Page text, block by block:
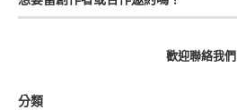
歡迎聯絡我們
分類